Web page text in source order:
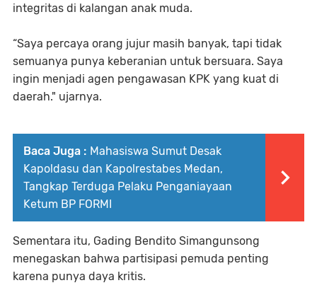
integritas di kalangan anak muda.
“Saya percaya orang jujur masih banyak, tapi tidak
semuanya punya keberanian untuk bersuara. Saya
ingin menjadi agen pengawasan KPK yang kuat di
daerah." ujarnya.
Baca Juga : Mahasiswa Sumut Desak
Kapoldasu dan Kapolrestabes Medan,
Tangkap Terduga Pelaku Penganiayaan
Ketum BP FORMI
Sementara itu, Gading Bendito Simangunsong
menegaskan bahwa partisipasi pemuda penting
karena punya daya kritis.